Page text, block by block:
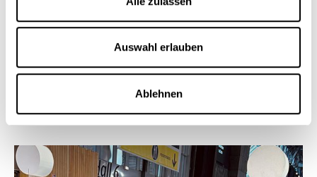
Auswahl erlauben
Ablehnen